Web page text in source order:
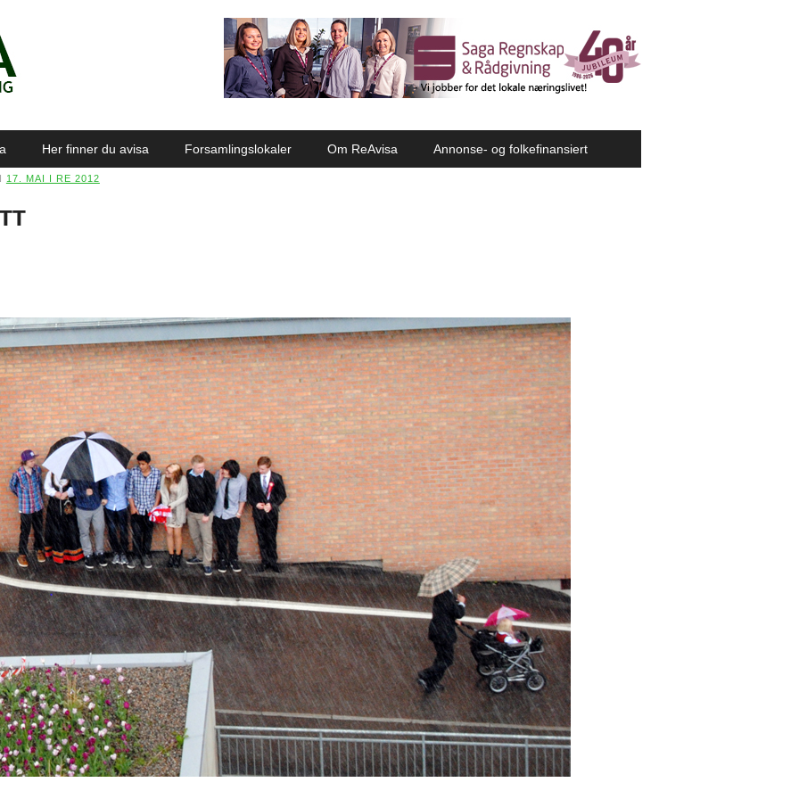
Her finner du avisa Forsamlingslokaler Om ReAvisa Annonse- og folkefinansiert
17. MAI I RE 2012